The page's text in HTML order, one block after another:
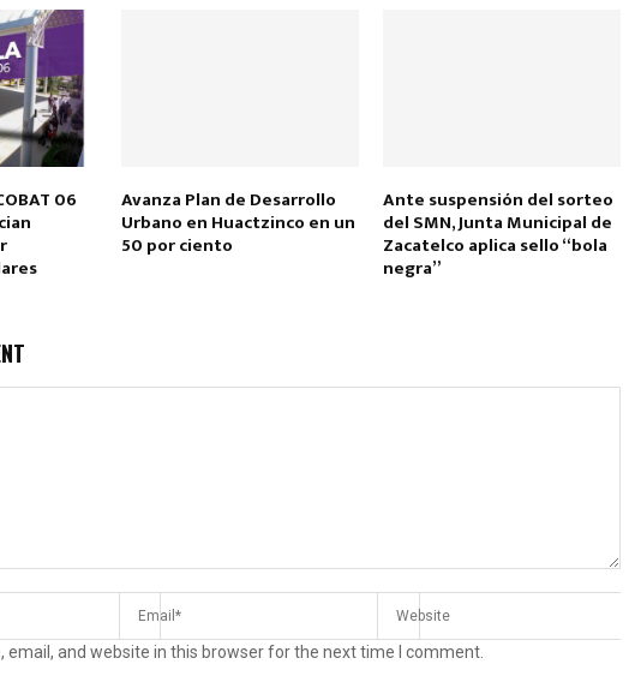
06 Avanza Plan de Desarrollo
Urbano en Huactzinco en un
50 por ciento
Ante suspensión del sorteo
del SMN, Junta Municipal de
Zacatelco aplica sello “bola
negra”
email, and website in this browser for the next time I comment.